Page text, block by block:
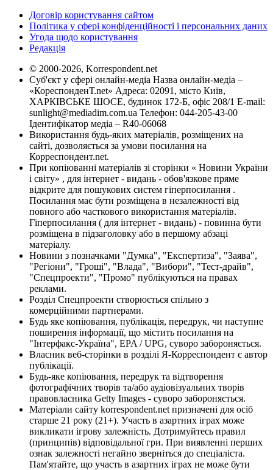
Договір користування сайтом
Політика у сфері конфіденційності і персональних даних
Угода щодо користування
Редакція
© 2000-2026, Korrespondent.net
Суб'єкт у сфері онлайн-медіа Назва онлайн-медіа –
«КореспонденТ.net» Адреса: 02091, місто Київ,
ХАРКІВСЬКЕ ШОСЕ, будинок 172-Б, офіс 208/1 E-mail:
sunlight@mediadim.com.ua Телефон: 044-205-43-00
Ідентифікатор медіа – R40-06068
Використання будь-яких матеріалів, розміщених на
сайті, дозволяється за умови посилання на
Корреспондент.net.
При копіюванні матеріалів зі сторінки « Новини України
і світу» , для інтернет - видань - обов'язкове пряме
відкрите для пошукових систем гіперпосилання .
Посилання має бути розміщена в незалежності від
повного або часткового використання матеріалів.
Гіперпосилання ( для інтернет - видань) - повинна бути
розміщена в підзаголовку або в першому абзаці
матеріалу.
Новини з позначками "Думка", "Експертиза", "Заява",
"Регіони", "Гроші", "Влада", "Вибори", "Тест-драйв",
"Спецпроекти", "Промо" публікуються на правах
реклами.
Розділ Спецпроекти створюється спільно з
комерційними партнерами.
Будь яке копіювання, публікація, передрук, чи наступне
поширення інформації, що містить посилання на
"Інтерфакс-Україна", EPA / UPG, суворо забороняється.
Власник веб-сторінки в розділі Я-Корреспондент є автор
публікації.
Будь-яке копіювання, передрук та відтворення
фотографічних творів та/або аудіовізуальних творів
правовласника Getty Images - суворо забороняється.
Матеріали сайту korrespondent.net призначені для осіб
старше 21 року (21+). Участь в азартних іграх може
викликати ігрову залежність. Дотримуйтесь правил
(принципів) відповідальної гри. При виявленні перших
ознак залежності негайно зверніться до спеціаліста.
Пам'ятайте, що участь в азартних іграх не може бути